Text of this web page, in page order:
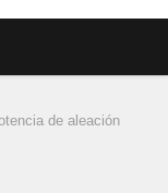
de aleación